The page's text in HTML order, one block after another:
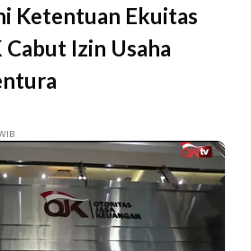
Ketentuan Ekuitas
Izin Usaha